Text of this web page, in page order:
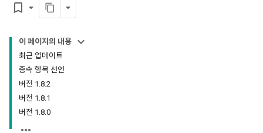
bookmark_border
이 페이지의 내용
최근 업데이트
종속 항목 선언
버전 1.8.2
버전 1.8.1
버전 1.8.0